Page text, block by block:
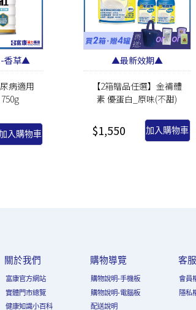
香草▲
病適用
入購物車
▲最新效期▲
【2箱贈品任選】金補體
素 優蛋白_原味(不甜)
$1,550 加入購物車
關於我們
富康官方網站
實體門市總覽
健康知識小百科
購物導覽
購物說明-手機板
購物說明-電腦板
配送說明
客
會員
隱私